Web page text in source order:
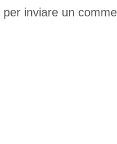
per inviare un